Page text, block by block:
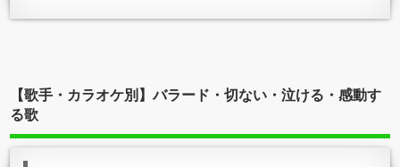
【歌手・カラオケ別】バラード・切ない・泣ける・感動す
る歌